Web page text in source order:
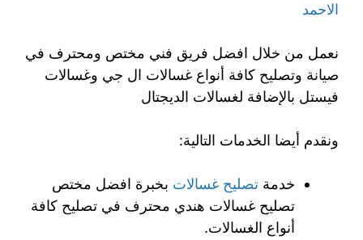
الاحمد
نعمل من خلال افضل فريق فني مختص ومحترف في
صيانة وتصليح كافة أنواع غسالات ال جي وغسالات
فيستل بالإضافة لغسالات الديجتال
ونقدم أيضا الخدمات التالية:
خدمة تصليح غسالات بخبرة افضل مختص
تصليح غسالات هندي محترف في تصليح كافة
أنواع الغسالات.